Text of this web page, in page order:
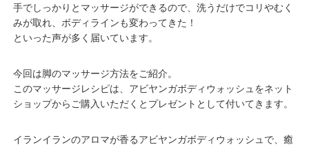
手でしっかりとマッサージができるので、洗うだけでコリやむく
みが取れ、ボディラインも変わってきた！
といった声が多く届いています。
今回は脚のマッサージ方法をご紹介。
このマッサージレシピは、アビヤンガボディウォッシュをネット
ショップからご購入いただくとプレゼントとして付いてきます。
イランイランのアロマが香るアビヤンガボディウォッシュで、癒